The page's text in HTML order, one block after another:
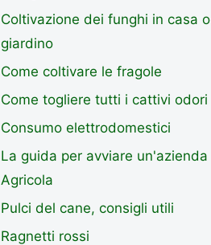
Coltivazione dei funghi in casa o
giardino
Come coltivare le fragole
Come togliere tutti i cattivi odori
Consumo elettrodomestici
La guida per avviare un'azienda
Agricola
Pulci del cane, consigli utili
Ragnetti rossi